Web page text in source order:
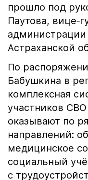
прошло под
Паутова,
администрации
Астраханской
По
Бабушкина в
комплексная
участников
оказывают по
направлений:
медицинское
социальный
с